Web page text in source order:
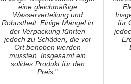
eine gleichmäßige
Wasserverteilung und
Robustheit. Einige Mängel in
der Verpackung führten
jedoch zu Schäden, die vor
Ort behoben werden
mussten. Insgesamt ein
solides Produkt für den
Preis."
für